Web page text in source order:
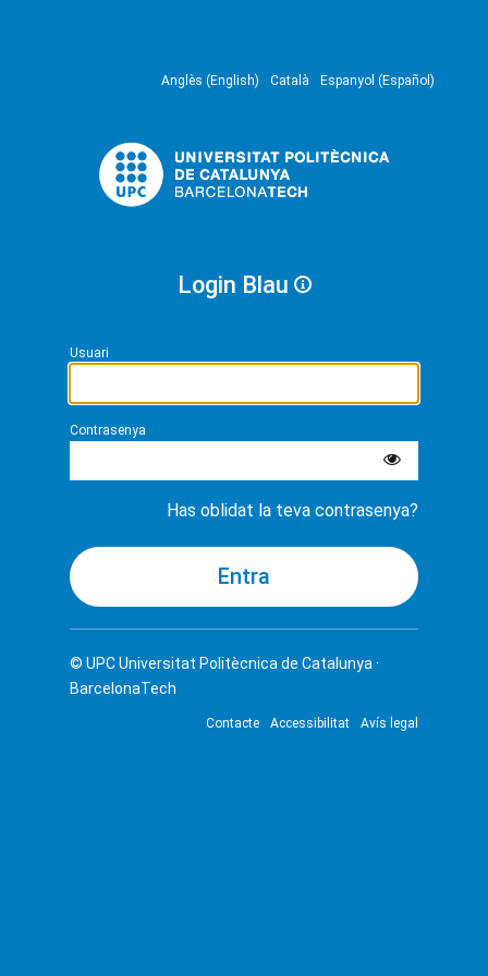
Anglès (English) Català Espanyol (Español)
Login Blau
Usuari
Contrasenya
Has oblidat la teva contrasenya?
© UPCUniversitat Politècnica de Catalunya ·
BarcelonaTech
Contacte Accessibilitat Avís legal